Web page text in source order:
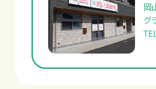
交通事故の補償について
岡
グ